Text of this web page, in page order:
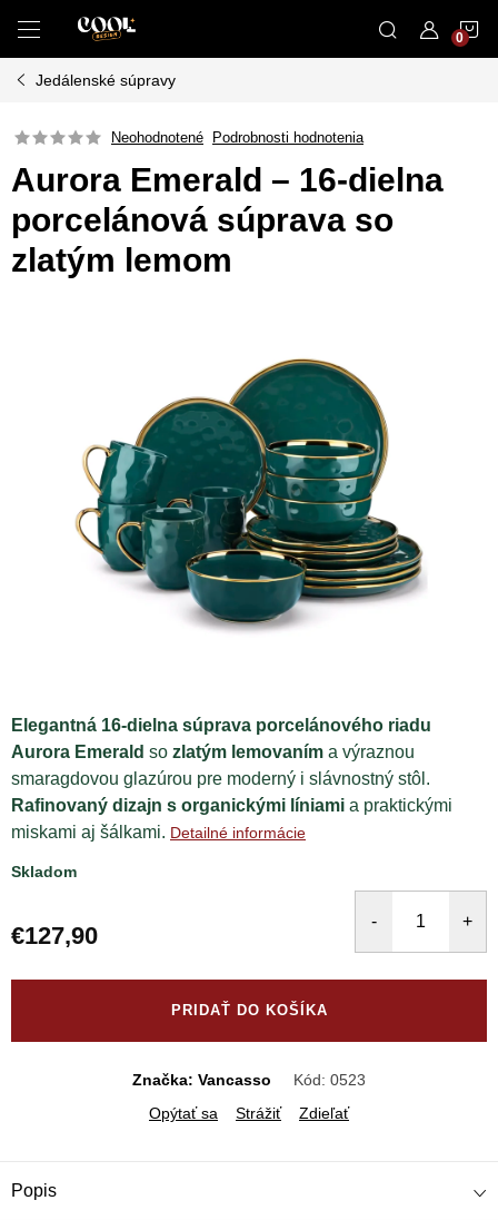
obsah
Jedálenské súpravy
Neohodnotené Podrobnosti hodnotenia
Aurora Emerald – 16-dielna
porcelánová súprava so
zlatým lemom
Elegantná 16-dielna súprava porcelánového riadu
Aurora Emerald so zlatým lemovaním a výraznou
smaragdovou glazúrou pre moderný i slávnostný stôl.
Rafinovaný dizajn s organickými líniami a praktickými
miskami aj šálkami. Detailné informácie
Skladom
€127,90
PRIDAŤ DO KOŠÍKA
Značka: Vancasso Kód: 0523
Opýtať sa
Strážiť Zdieľať
Popis